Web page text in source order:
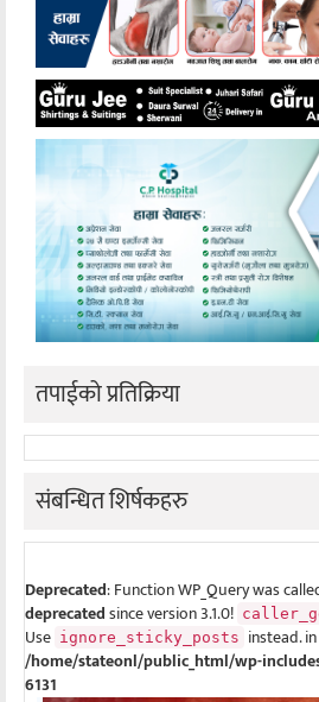
तपाईको प्रतिक्रिया
संबन्धित शिर्षकहरु
Deprecated: Function WP_Query was
deprecatedsince version 3.1.0!
Use ignore_sticky_posts instead. in
/home/stateonl/public_html/wp-
6131